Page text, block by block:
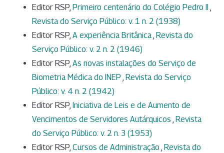
Editor RSP, Primeiro centenário do Colégio Pedro II ,
Revista do Serviço Público: v. 1 n. 2 (1938)
Editor RSP, A experiência Britânica, Revista do
Serviço Público: v. 2 n. 2 (1946)
Editor RSP, As novas instalações do Serviço de
Biometria Médica do INEP , Revista do Serviço
Público: v. 4 n. 2 (1942)
Editor RSP, Iniciativa de Leis e de Aumento de
Vencimentos de Servidores Autárquicos , Revista
do Serviço Público: v. 2 n. 3 (1953)
Editor RSP, Cursos de Administração , Revista do